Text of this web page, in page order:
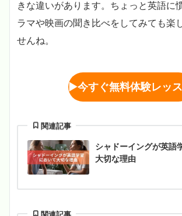
きな違いがあります。ちょっと英語に
ラマや映画の聞き比べをしてみても楽
せんね。
▶︎今すぐ無料体験レッ
関連記事
シャドーイングが英語
大切な理由